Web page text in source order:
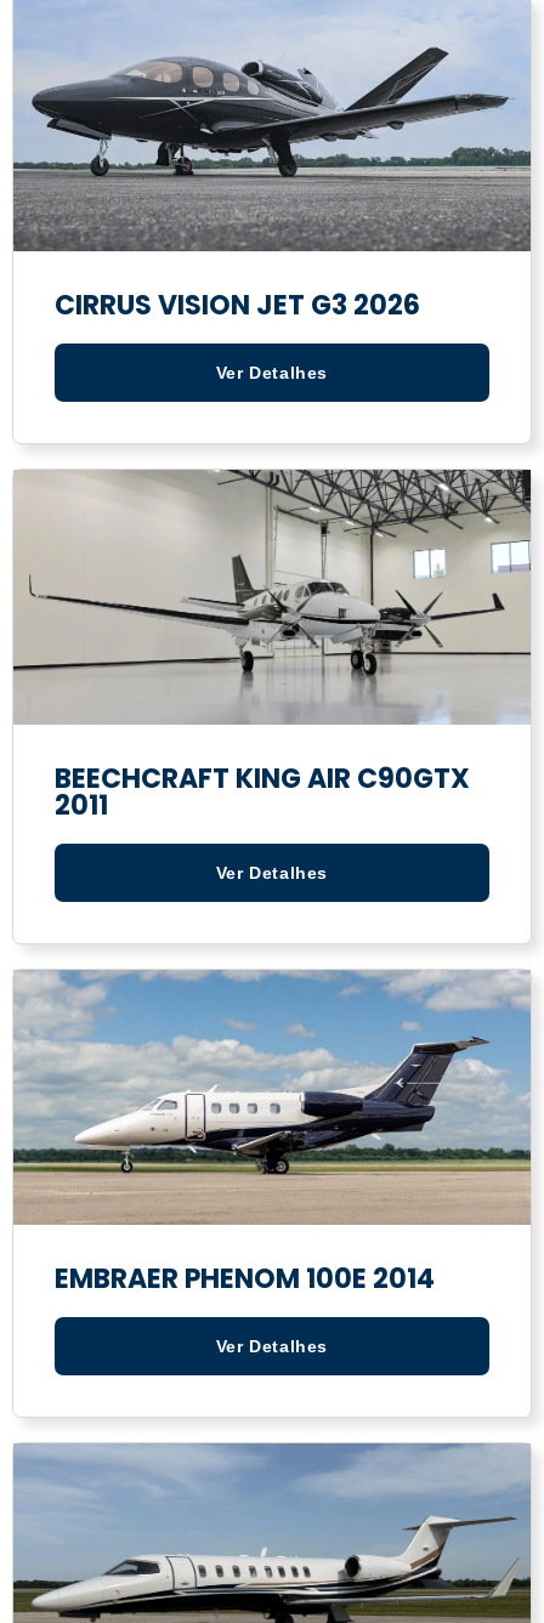
CIRRUS VISION JET G3 2026
Ver Detalhes
BEECHCRAFT KING AIR C90GTX
2011
Ver Detalhes
EMBRAER PHENOM 100E 2014
Ver Detalhes